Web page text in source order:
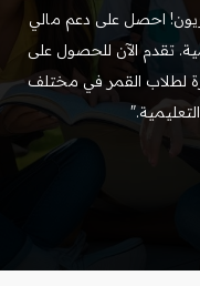
احصل على دعم مالي
تقدم الآن للحصول على
لطلاب القمر في مختلف